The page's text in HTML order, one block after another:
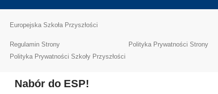
Europejska Szkoła Przyszłości
Regulamin Strony
Polityka Prywatności Strony
Polityka Prywatności Szkoły Przyszłości
Nabór do ESP!